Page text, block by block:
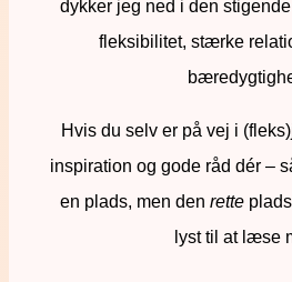
dykker jeg ned i den
fleksibilitet, stærke
Hvis du selv er på vej i
inspiration og gode råd dér –
en plads, men den rette
lyst til at læse